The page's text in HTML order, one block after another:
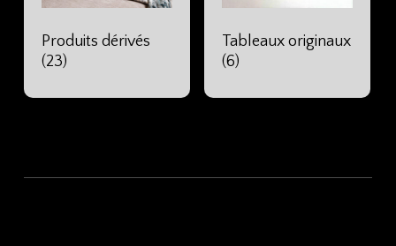
Produits dérivés
(23)
Tableaux originaux
(6)